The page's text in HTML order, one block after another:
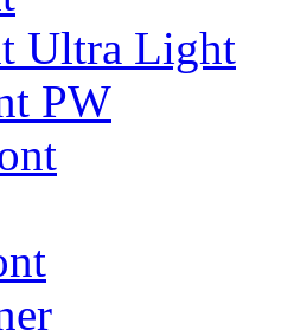
Ultra Light
PW